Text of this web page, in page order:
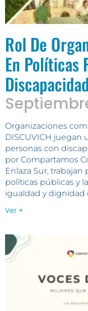
Rol De
En Políticas
Discapacidad
Organizaciones
DISCUVICH juegan
personas con
por Compartamos
Enlaza Sur, trabajan
políticas públicas y
igualdad y dignidad
Ver +